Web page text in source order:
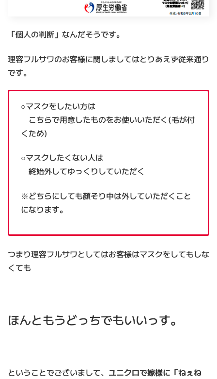
「個人の判断」なんだそうです。
理容フルサワのお客様に関しましてはとりあえず従来通り
です。
○マスクをしたい方は
こちらで用意したものをお使いいただく(毛が付
くため)
○マスクしたくない人は
終始外してゆっくりしていただく
※どちらにしても顔そり中は外していただくこと
になります。
つまり理容フルサワとしてはお客様はマスクをしてもしな
くても
ほんともうどっちでもいいっす。
ということでございまして、 ユニクロで嫁様に「ねぇね